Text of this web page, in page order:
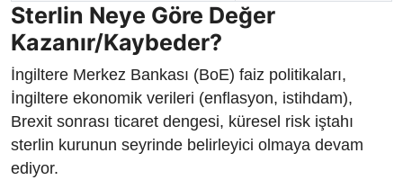
Sterlin Neye Göre Değer
Kazanır/Kaybeder?
İngiltere Merkez Bankası (BoE) faiz politikaları,
İngiltere ekonomik verileri (enflasyon, istihdam),
Brexit sonrası ticaret dengesi, küresel risk iştahı
sterlin kurunun seyrinde belirleyici olmaya devam
ediyor.